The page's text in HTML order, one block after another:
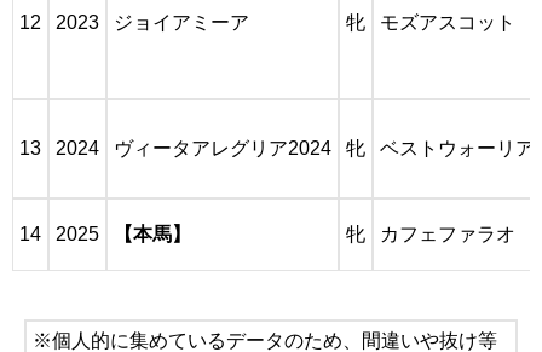
12 2023 ジョイアミーア 牝 モズアスコット
13 2024 ヴィータアレグリア2024 牝 ベストウォーリア
14 2025 【本馬】 牝 カフェファラオ
※個人的に集めているデータのため、間違いや抜け等